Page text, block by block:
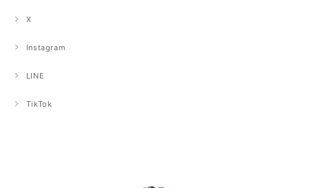
X
Instagram
LINE
TikTok